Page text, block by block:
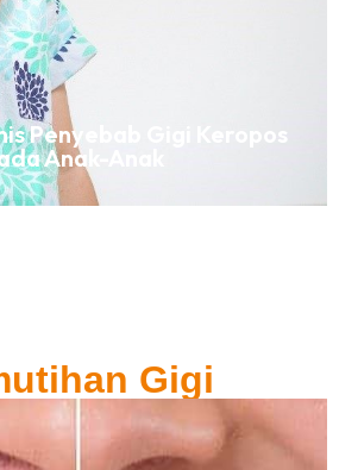
Penyebab Gigi Keropos
Anak-Anak
Gigi